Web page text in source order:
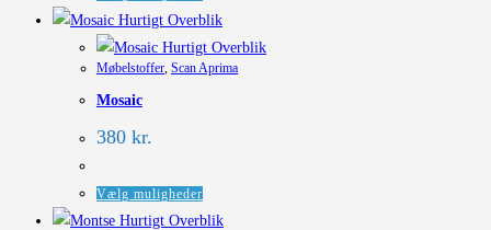
vare
har
flere
vælges
Hurtigt Overblik
Hurtigt Overblik
Møbelstoffer Scan Aprima
Mosaic
380 kr.
Vælg muligheder
vare
Hurtigt Overblik